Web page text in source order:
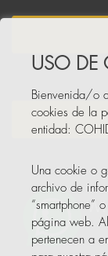
USO DE
Bienvenida/o
cookies de la
entidad:
Una cookie o
archivo de
“smartphone”
página web.
pertenecen a